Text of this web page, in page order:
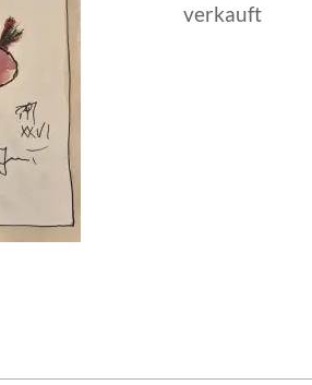
verkauft